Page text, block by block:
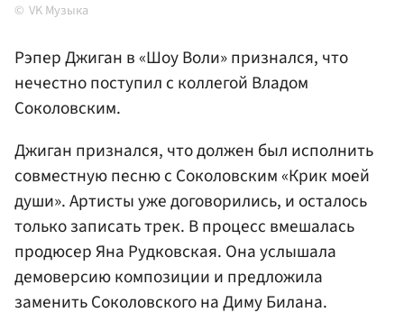
VK Музыка
Рэпер Джиган в «Шоу Воли» признался, что
нечестно поступил с коллегой Владом
Соколовским.
Джиган признался, что должен был исполнить
совместную песню с Соколовским «Крик моей
души». Артисты уже договорились, и осталось
только записать трек. В процесс вмешалась
продюсер Яна Рудковская. Она услышала
демоверсию композиции и предложила
заменить Соколовского на Диму Билана.